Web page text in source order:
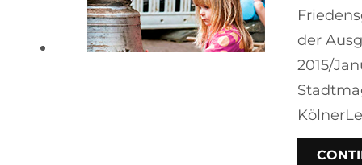
der
2015/